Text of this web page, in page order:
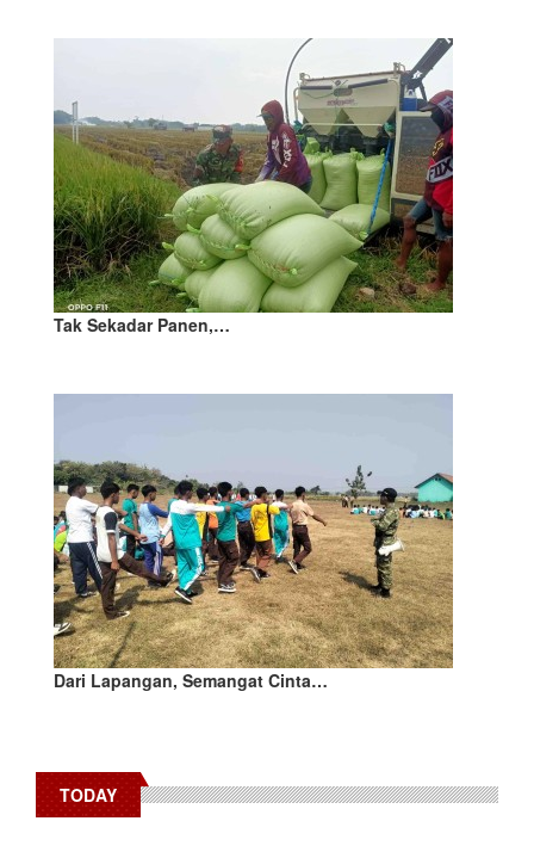
Tak Sekadar Panen,…
Dari Lapangan, Semangat Cinta…
TODAY